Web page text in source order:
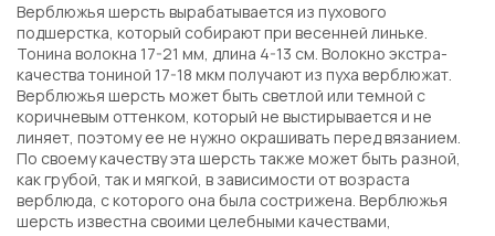
Верблюжья шерсть вырабатывается из пухового
подшерстка, который собирают при весенней линьке.
Тонина волокна 17-21 мм, длина 4-13 см. Волокно экстра-
качества тониной 17-18 мкм получают из пуха верблюжат.
Верблюжья шерсть может быть светлой или темной с
коричневым оттенком, который не выстирывается и не
линяет, поэтому ее не нужно окрашивать перед вязанием.
По своему качеству эта шерсть также может быть разной,
как грубой, так и мягкой, в зависимости от возраста
верблюда, с которого она была сострижена. Верблюжья
шерсть известна своими целебными качествами,